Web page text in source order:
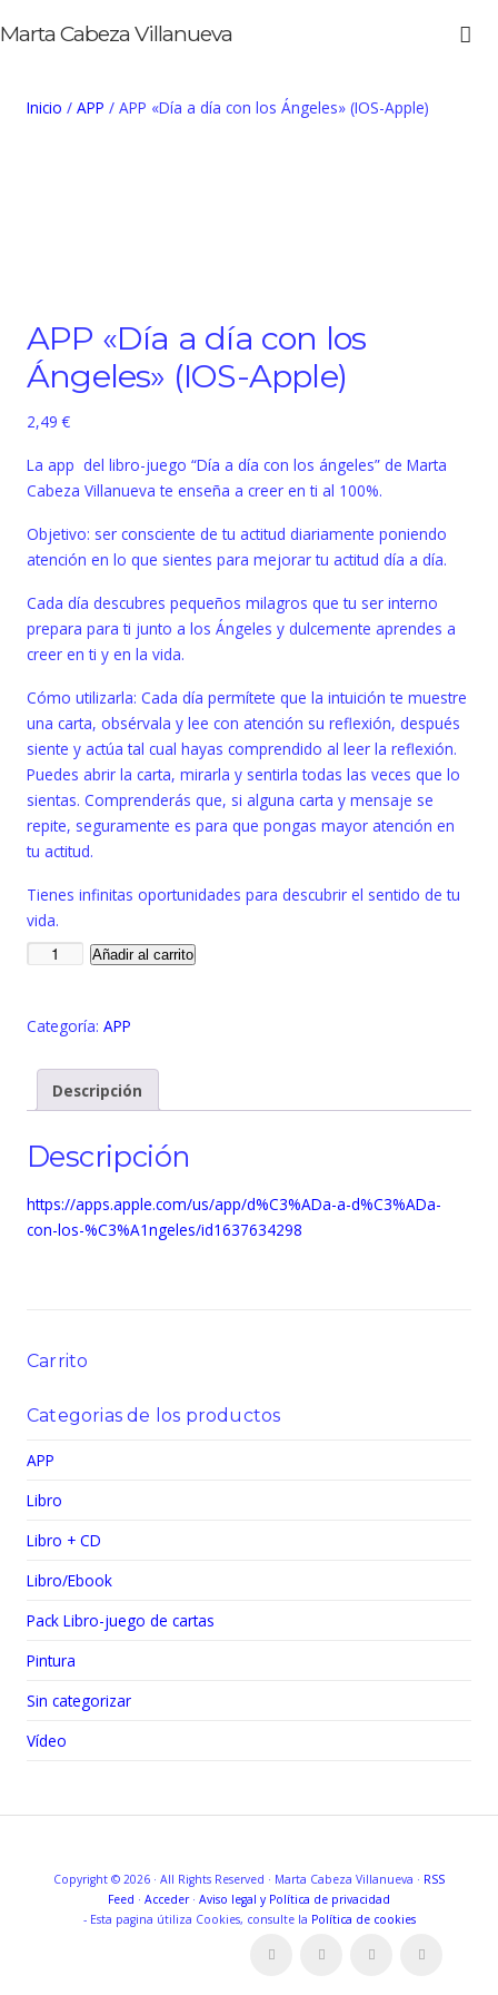
Marta Cabeza Villanueva
Inicio / APP / APP «Día a día con los Ángeles» (IOS-Apple)
APP «Día a día con los
Ángeles» (IOS-Apple)
2,49€
La app del libro-juego “Día a día con los ángeles” de Marta
Cabeza Villanueva te enseña a creer en ti al 100%.
Objetivo: ser consciente de tu actitud diariamente poniendo
atención en lo que sientes para mejorar tu actitud día a día.
Cada día descubres pequeños milagros que tu ser interno
prepara para ti junto a los Ángeles y dulcemente aprendes a
creer en ti y en la vida.
Cómo utilizarla: Cada día permítete que la intuición te muestre
una carta, obsérvala y lee con atención su reflexión, después
siente y actúa tal cual hayas comprendido al leer la reflexión.
Puedes abrir la carta, mirarla y sentirla todas las veces que lo
sientas. Comprenderás que, si alguna carta y mensaje se
repite, seguramente es para que pongas mayor atención en
tu actitud.
Tienes infinitas oportunidades para descubrir el sentido de tu
vida.
APP
día
Ángeles"
Apple)
Añadir al carrito
Categoría: APP
Descripción
Descripción
https://apps.apple.com/us/app/d%C3%ADa-a-d%C3%ADa-
con-los-%C3%A1ngeles/id1637634298
Carrito
Categorias de los productos
APP
Libro
Libro + CD
Libro/Ebook
Pack Libro-juego de cartas
Pintura
Sin categorizar
Vídeo
Copyright © 2026 · All Rights Reserved · Marta Cabeza Villanueva · RSS
Feed · Acceder· Aviso legal y Política de privacidad
- Esta pagina útiliza Cookies, consulte la Política de cookies